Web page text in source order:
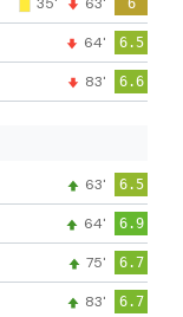
64' 6.5
83' 6.6
63' 6.5
64' 6.9
75' 6.7
83' 6.7